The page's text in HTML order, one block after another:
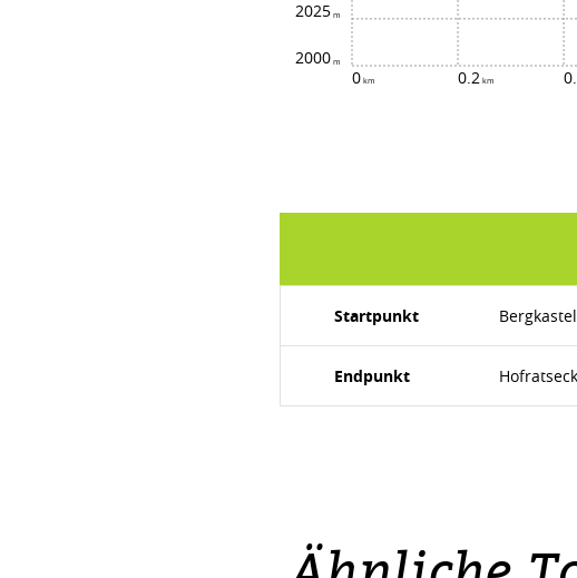
0 0.2
2000
2025
Startpunkt
Endpunkt